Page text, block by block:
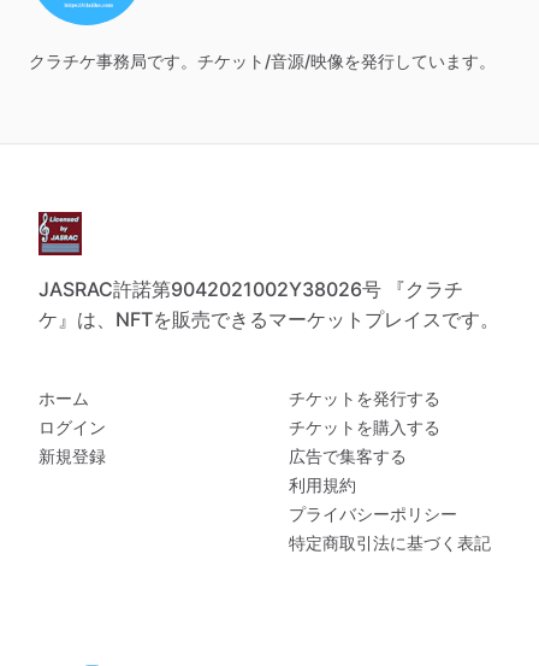
クラチケ事務局です。チケット ​/​音源​/​映像を発行しています。
JASRAC許諾第9042021002Y38026号 『クラチ
ケ』は、NFTを販売できるマーケットプレイスです。
ホーム
ログイン
新規登録
チケットを発行する
チケットを購入する
広告で集客する
利用規約
プライバシーポリシー
特定商取引法に基づく表記